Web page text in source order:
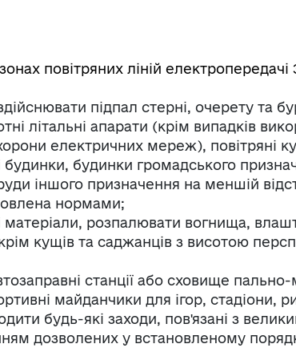
повітряних ліній
підпал стерні, очерету та
літальні апарати (крім випадків
електричних мереж), повітряні
будинки, будинки громадського
іншого призначення на меншій
нормами;
матеріали, розпалювати вогнища,
кущів та саджанців з висотою
станції або сховище
майданчики для ігор, стадіони,
будь-які заходи, пов'язані з
дозволених у встановленому